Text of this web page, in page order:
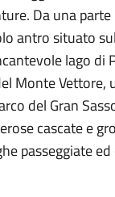
Da una
antro situato
lago
Monte Vettore,
del Gran
cascate e
passeggiate